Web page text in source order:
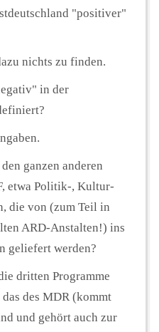
"positiver"
nichts zu finden.
in der
ganzen anderen
etwa Politik-, Kultur-
die von (zum Teil in
ARD-Anstalten!) ins
geliefert werden?
dritten Programme
des MDR (kommt
und gehört auch zur